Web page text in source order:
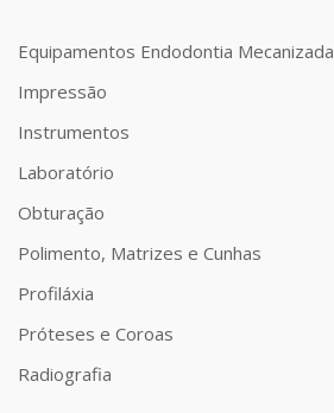
Equipamentos Endodontia Mecanizada
Impressão
Instrumentos
Laboratório
Obturação
Polimento, Matrizes e Cunhas
Profiláxia
Próteses e Coroas
Radiografia